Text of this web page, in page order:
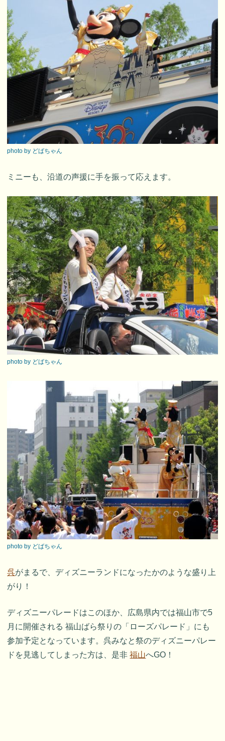
photo by どばちゃん
ミニーも、沿道の声援に手を振って応えます。
photo by どばちゃん
photo by どばちゃん
呉がまるで、ディズニーランドになったかのような盛り上
がり！
ディズニーパレードはこのほか、広島県内では福山市で5
月に開催される 福山ばら祭りの「ローズパレード」にも
参加予定となっています。呉みなと祭のディズニーパレー
ドを見逃してしまった方は、是非福山へGO！